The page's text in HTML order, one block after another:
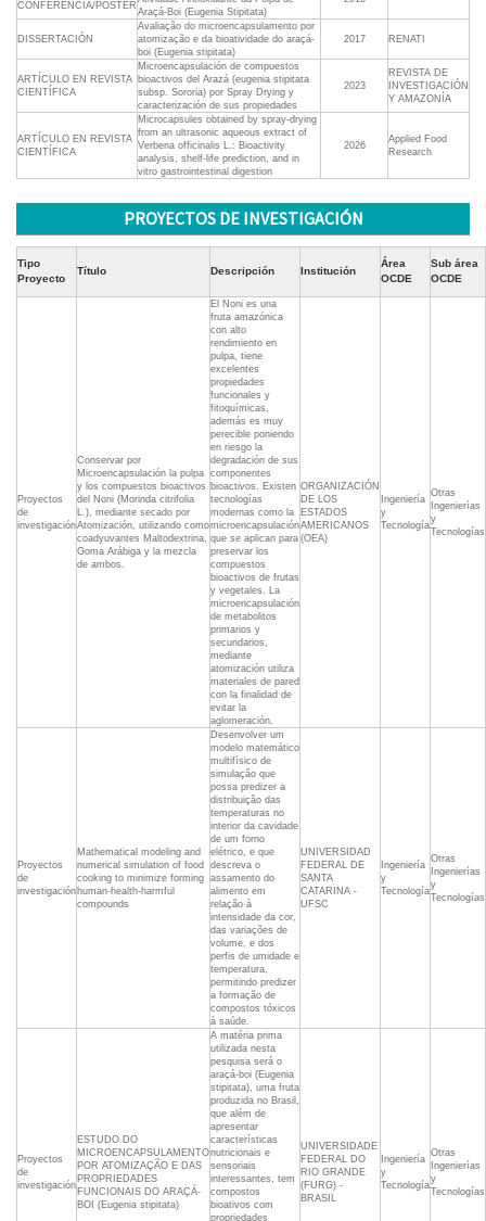
CONFERENCIA/POSTER
Araçá-Boi (Eugenia Stipitata)
DISSERTACIÓN
Avaliação do microencapsulamento por
atomização e da bioatividade do araçá-
boi (Eugenia stipitata)
2017 RENATI
ARTÍCULO EN REVISTA
CIENTÍFICA
Microencapsulación de compuestos
bioactivos del Arazá (eugenia stipitata
subsp. Sororia) por Spray Drying y
caracterización de sus propiedades
2023
REVISTA DE
INVESTIGACIÓN
Y AMAZONÍA
ARTÍCULO EN REVISTA
CIENTÍFICA
Microcapsules obtained by spray-drying
from an ultrasonic aqueous extract of
Verbena officinalis L.: Bioactivity
analysis, shelf-life prediction, and in
vitro gastrointestinal digestion
2026
Applied Food
Research
PROYECTOS DE INVESTIGACIÓN
Tipo
Proyecto
Título Descripción Institución
Área
OCDE
Sub área
OCDE
Proyectos
de
investigación
Conservar por
Microencapsulación la pulpa
y los compuestos bioactivos
del Noni (Morinda citrifolia
L.), mediante secado por
Atomización, utilizando como
coadyuvantes Maltodextrina,
Goma Arábiga y la mezcla
de ambos.
El Noni es una
fruta amazónica
con alto
rendimiento en
pulpa, tiene
excelentes
propiedades
funcionales y
fitoquímicas,
además es muy
perecible poniendo
en riesgo la
degradación de sus
componentes
bioactivos. Existen
tecnologías
modernas como la
microencapsulación
que se aplican para
preservar los
compuestos
bioactivos de frutas
y vegetales. La
microencapsulación
de metabolitos
primarios y
secundarios,
mediante
atomización utiliza
materiales de pared
con la finalidad de
evitar la
aglomeración.
ORGANIZACIÓN
DE LOS
ESTADOS
AMERICANOS
(OEA)
Ingeniería
y
Tecnología
Otras
Ingenierías
y
Tecnologías
Proyectos
de
investigación
Mathematical modeling and
numerical simulation of food
cooking to minimize forming
human-health-harmful
compounds
Desenvolver um
modelo matemático
multifísico de
simulação que
possa predizer a
distribuição das
temperaturas no
interior da cavidade
de um forno
elétrico, e que
descreva o
assamento do
alimento em
relação à
intensidade da cor,
das variações de
volume, e dos
perfis de umidade e
temperatura,
permitindo predizer
a formação de
compostos tóxicos
à saúde.
UNIVERSIDAD
FEDERAL DE
SANTA
CATARINA -
UFSC
Ingeniería
y
Tecnología
Otras
Ingenierías
y
Tecnologías
Proyectos
de
investigación
ESTUDO DO
MICROENCAPSULAMENTO
POR ATOMIZAÇÃO E DAS
PROPRIEDADES
FUNCIONAIS DO ARAÇÁ-
BOI (Eugenia stipitata)
A matéria prima
utilizada nesta
pesquisa será o
araçá-boi (Eugenia
stipitata), uma fruta
produzida no Brasil,
que além de
apresentar
características
nutricionais e
sensoriais
interessantes, tem
compostos
bioativos com
propriedades
UNIVERSIDADE
FEDERAL DO
RIO GRANDE
(FURG) -
BRASIL
Ingeniería
y
Tecnología
Otras
Ingenierías
y
Tecnologías